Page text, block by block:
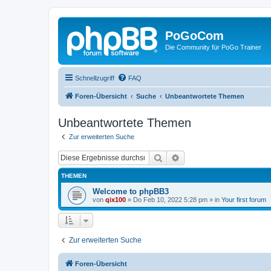
PoGoCom
Die Community für PoGo Trainer
Schnellzugriff FAQ
Foren-Übersicht Suche Unbeantwortete Themen
Unbeantwortete Themen
Zur erweiterten Suche
Suche
THEMEN
Welcome to phpBB3
von qix100 » Do Feb 10, 2022 5:28 pm » in Your first forum
Zur erweiterten Suche
Foren-Übersicht